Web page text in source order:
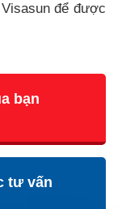
để được
bạn
tư vấn